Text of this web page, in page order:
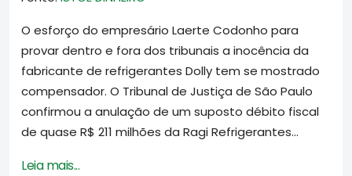
O esforço do empresário Laerte Codonho para
provar dentro e fora dos tribunais a inocência da
fabricante de refrigerantes Dolly tem se mostrado
compensador. O Tribunal de Justiça de São Paulo
confirmou a anulação de um suposto débito fiscal
de quase R$ 211 milhões da Ragi Refrigerantes...
Leia mais...